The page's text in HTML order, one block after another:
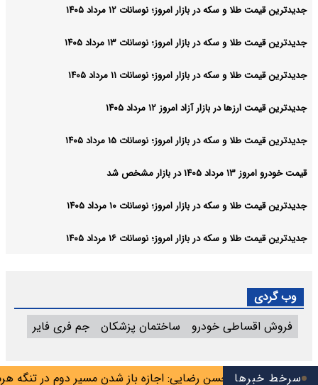
سرخط خبرهامحسن رضایی: اجازه باز شدن مسیر دوم در تنگه هرمز تیم
جدیدترین قیمت طلا و سکه در بازار امروز؛ نوسانات ۱۲ مرداد ۱۴۰۵
جدیدترین قیمت طلا و سکه در بازار امروز؛ نوسانات ۱۳ مرداد ۱۴۰۵
جدیدترین قیمت طلا و سکه در بازار امروز؛ نوسانات ۱۱ مرداد ۱۴۰۵
جدیدترین قیمت ارزها در بازار آزاد امروز ۱۲ مرداد ۱۴۰۵
جدیدترین قیمت طلا و سکه در بازار امروز؛ نوسانات ۱۵ مرداد ۱۴۰۵
قیمت خودرو امروز ۱۳ مرداد ۱۴۰۵ در بازار مشخص شد
جدیدترین قیمت طلا و سکه در بازار امروز؛ نوسانات ۱۰ مرداد ۱۴۰۵
جدیدترین قیمت طلا و سکه در بازار امروز؛ نوسانات ۱۶ مرداد ۱۴۰۵
وب گردی
فروش اقساطی خودرو
ساختمان پزشکان جم فری فایر